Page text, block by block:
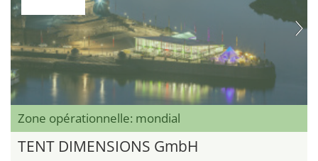
Zone opérationnelle: mondial
TENT DIMENSIONS GmbH